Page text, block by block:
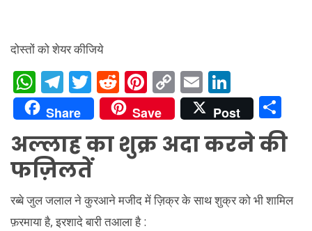
दोस्तों को शेयर कीजिये
W
h
at
s
A
p
p
T
el
e
gr
a
m
T
w
itt
er
R
e
d
di
Pi
nt
er
e
C
o
p
y
n
E
m
ai
l
n
k
e
n
Share Save Post
h
ar
अल्लाह का शुक्र अदा करने की
फज़िलतें
रब्बे जुल जलाल ने कुरआने मजीद में ज़िक्र के साथ शुक्र को भी शामिल
फ़रमाया है, इरशादे बारी तआला है :